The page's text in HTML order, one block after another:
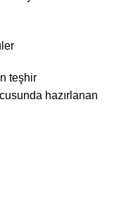
teşhir
hazırlanan